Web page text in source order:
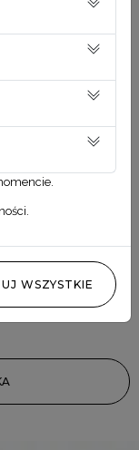
WSZYSTKIE